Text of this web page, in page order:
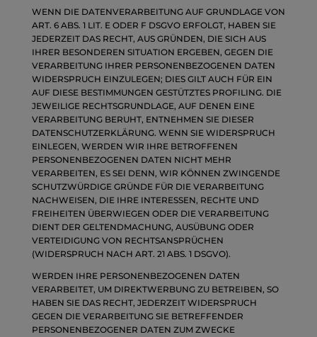
WENN DIE DATENVERARBEITUNG AUF GRUNDLAGE VON
ART. 6 ABS. 1 LIT. E ODER F DSGVO ERFOLGT, HABEN SIE
JEDERZEIT DAS RECHT, AUS GRÜNDEN, DIE SICH AUS
IHRER BESONDEREN SITUATION ERGEBEN, GEGEN DIE
VERARBEITUNG IHRER PERSONENBEZOGENEN DATEN
WIDERSPRUCH EINZULEGEN; DIES GILT AUCH FÜR EIN
AUF DIESE BESTIMMUNGEN GESTÜTZTES PROFILING. DIE
JEWEILIGE RECHTSGRUNDLAGE, AUF DENEN EINE
VERARBEITUNG BERUHT, ENTNEHMEN SIE DIESER
DATENSCHUTZERKLÄRUNG. WENN SIE WIDERSPRUCH
EINLEGEN, WERDEN WIR IHRE BETROFFENEN
PERSONENBEZOGENEN DATEN NICHT MEHR
VERARBEITEN, ES SEI DENN, WIR KÖNNEN ZWINGENDE
SCHUTZWÜRDIGE GRÜNDE FÜR DIE VERARBEITUNG
NACHWEISEN, DIE IHRE INTERESSEN, RECHTE UND
FREIHEITEN ÜBERWIEGEN ODER DIE VERARBEITUNG
DIENT DER GELTENDMACHUNG, AUSÜBUNG ODER
VERTEIDIGUNG VON RECHTSANSPRÜCHEN
(WIDERSPRUCH NACH ART. 21 ABS. 1 DSGVO).
WERDEN IHRE PERSONENBEZOGENEN DATEN
VERARBEITET, UM DIREKTWERBUNG ZU BETREIBEN, SO
HABEN SIE DAS RECHT, JEDERZEIT WIDERSPRUCH
GEGEN DIE VERARBEITUNG SIE BETREFFENDER
PERSONENBEZOGENER DATEN ZUM ZWECKE